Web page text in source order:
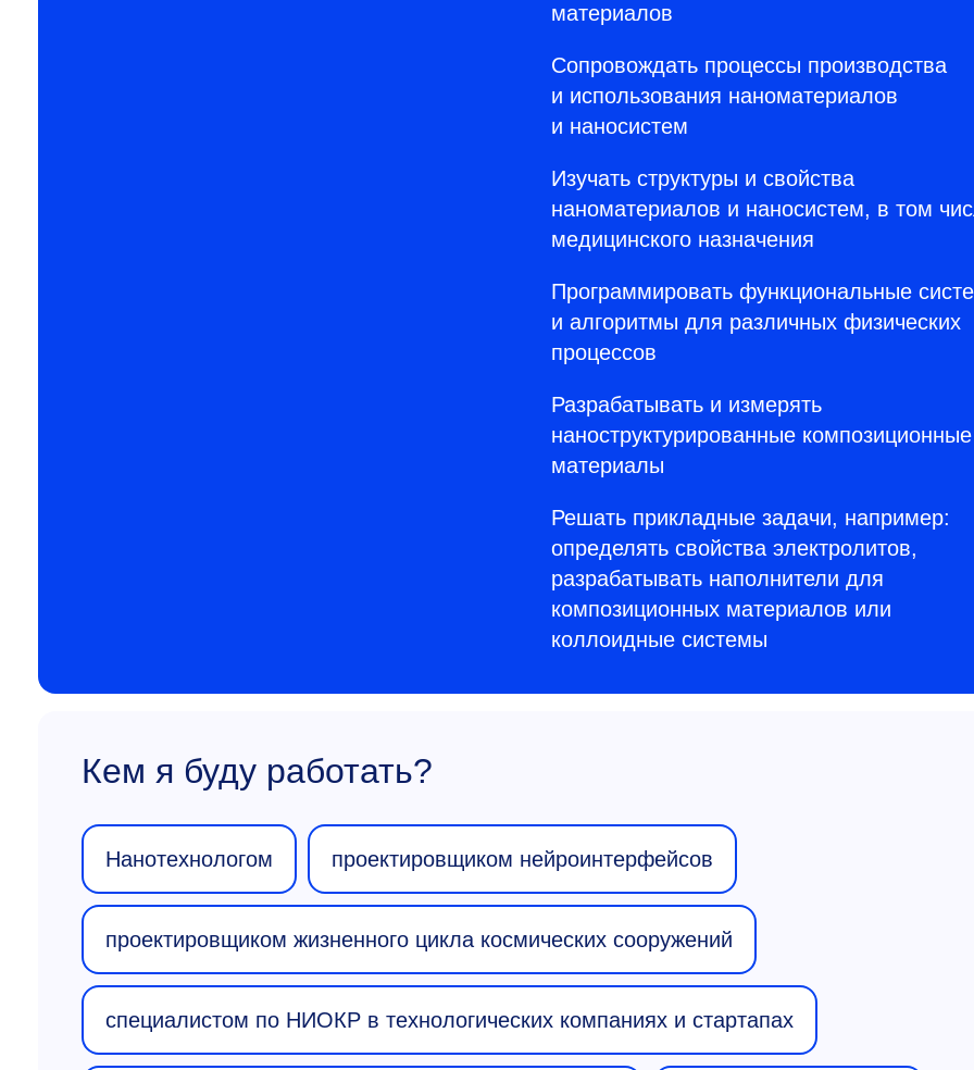
материалов
Сопровождать процессы производства
и использования наноматериалов
и наносистем
Изучать структуры и свойства
наноматериалов и наносистем, в том
медицинского назначения
Программировать функциональные
и алгоритмы для различных физических
процессов
Разрабатывать и измерять
наноструктурированные композиционные
материалы
Решать прикладные задачи, например:
определять свойства электролитов,
разрабатывать наполнители для
композиционных материалов или
коллоидные системы
Кем я буду работать?
Нанотехнологом проектировщиком нейроинтерфейсов
проектировщиком жизненного цикла космических сооружений
специалистом по НИОКР в технологических компаниях и стартапах